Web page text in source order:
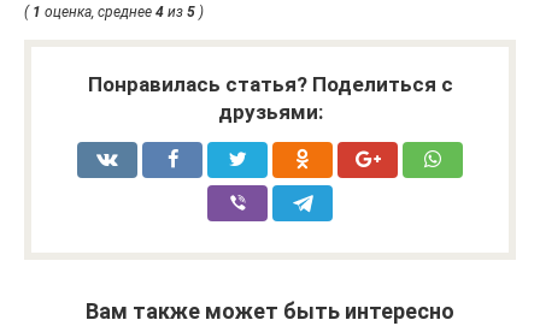
( 1 оценка, среднее 4 из 5 )
Понравилась статья? Поделиться с
друзьями:
Вам также может быть интересно